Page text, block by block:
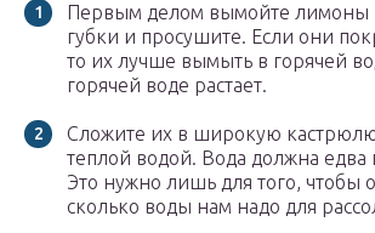
Первым делом вымойте лимоны
губки и просушите. Если они
то их лучше вымыть в горячей
горячей воде растает.
Сложите их в широкую
теплой водой. Вода должна едва
Это нужно лишь для того, чтобы
сколько воды нам надо для